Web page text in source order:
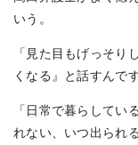
いう。
「見た目もげっそり
くなる』と話すんです
「日常で暮らしてい
れない、いつ出られ